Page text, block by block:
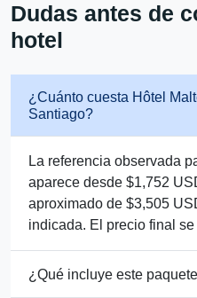
Dudas antes de
hotel
¿Cuánto cuesta Hôtel
Santiago?
La referencia observada
aparece desde $1,752
aproximado de $3,505
indicada. El precio final
¿Qué incluye este